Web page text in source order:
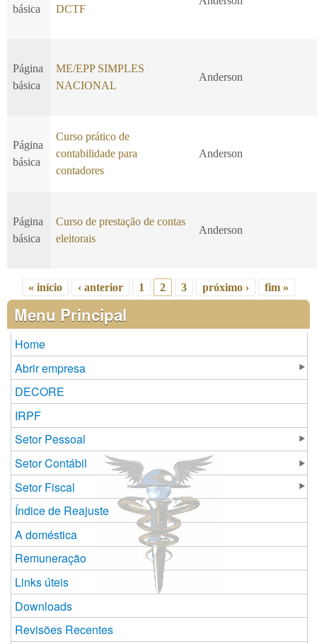
básica DCTF
Página
básica
ME/EPP SIMPLES
NACIONAL
Anderson
Página
básica
Curso prático de
contabilidade para
contadores
Anderson
Página
básica
Curso de prestação de contas
eleitorais
Anderson
Páginas
« início ‹ anterior 1 2 3 próximo › fim »
Menu Principal
Home
Abrir empresa
DECORE
IRPF
Setor Pessoal
Setor Contábil
Setor Fiscal
Índice de Reajuste
A doméstica
Remuneração
Links úteis
Downloads
Revisões Recentes